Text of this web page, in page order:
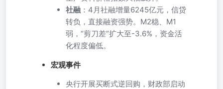
社融 ：4月社融增量6245亿元，信贷
转负，直接融资强势。M2稳、M1
弱，“剪刀差”扩大至-3.6%，资金活
化程度偏低。
宏观事件
央行开展买断式逆回购，财政部启动